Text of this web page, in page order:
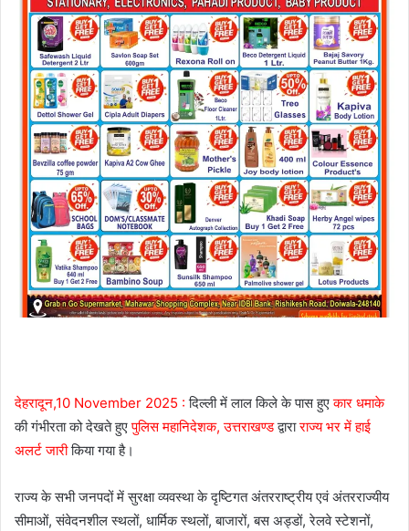
देहरादून,10 November 2025 : दिल्ली में लाल किले के पास हुएकार धमाके
की गंभीरता को देखते हुएपुलिस महानिदेशक, उत्तराखण्डद्वाराराज्य भर में हाई
अलर्ट जारीकिया गया है।
राज्य के सभी जनपदों में सुरक्षा व्यवस्था के दृष्टिगत अंतरराष्ट्रीय एवं अंतरराज्यीय
सीमाओं, संवेदनशील स्थलों, धार्मिक स्थलों, बाजारों, बस अड्डों, रेलवे स्टेशनों,